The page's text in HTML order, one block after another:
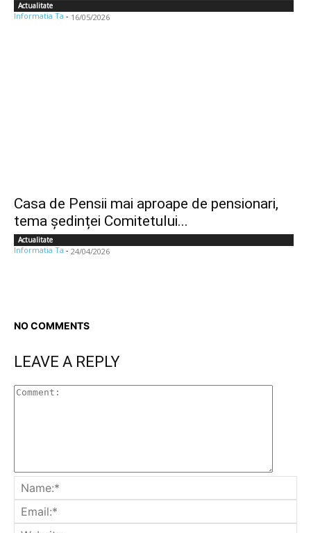
Actualitate
Informatia Ta - 16/05/2026
Casa de Pensii mai aproape de pensionari,
tema ședinței Comitetului...
Actualitate
Informatia Ta - 24/04/2026
NO COMMENTS
LEAVE A REPLY